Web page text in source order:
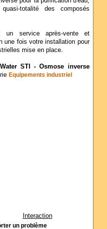
totalité des composés
un service après-vente et
une fois votre installation pour
mise en place.
STI - Osmose inverse
Equipements industriel
Interaction
un problème